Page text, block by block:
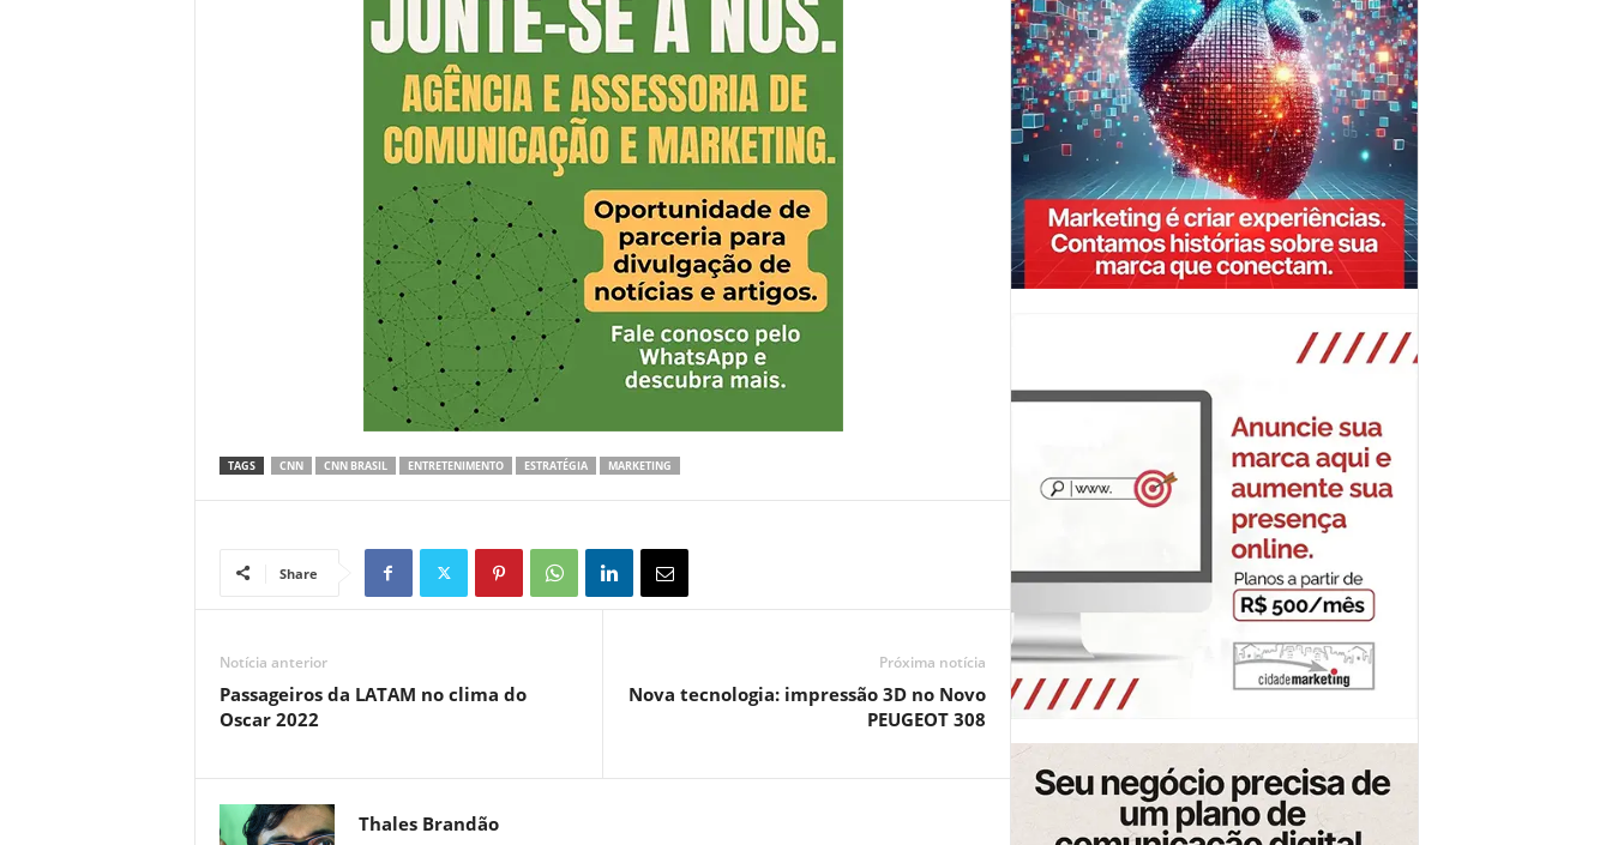
TAGS CNN CNN BRASIL ENTRETENIMENTO ESTRATÉGIA MARKETING
Share
Notícia anterior
Passageiros da LATAM no clima do
Oscar 2022
Próxima notícia
Nova tecnologia: impressão 3D no Novo
PEUGEOT 308
Thales Brandão